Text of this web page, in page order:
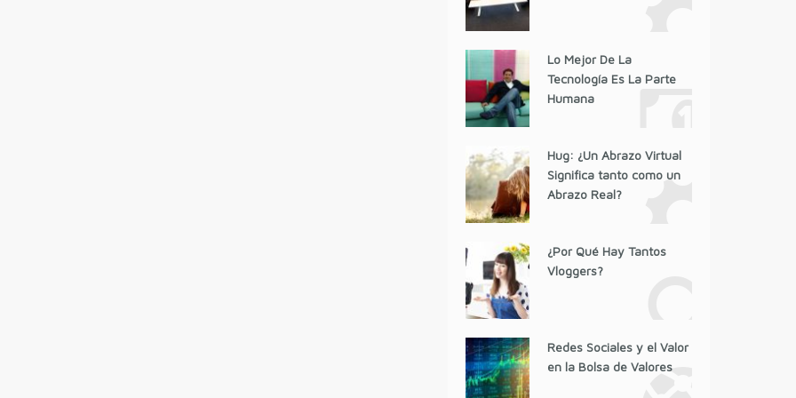
Lo Mejor De La
Tecnología Es La Parte
Humana
Hug: ¿Un Abrazo Virtual
Significa tanto como un
Abrazo Real?
¿Por Qué Hay Tantos
Vloggers?
Redes Sociales y el Valor
en la Bolsa de Valores